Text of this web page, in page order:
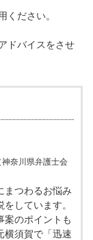
ください。
ドバイスをさせ
奈川県弁護士会
まつわるお悩み
しています。
案のポイントも
横須賀で「迅速